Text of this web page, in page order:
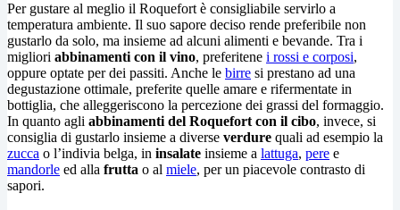
Per gustare al meglio il Roquefort è consigliabile servirlo a
temperatura ambiente. Il suo sapore deciso rende preferibile non
gustarlo da solo, ma insieme ad alcuni alimenti e bevande. Tra i
migliori abbinamenti con il vino, preferitene i rossi e corposi,
oppure optate per dei passiti. Anche le birre si prestano ad una
degustazione ottimale, preferite quelle amare e rifermentate in
bottiglia, che alleggeriscono la percezione dei grassi del formaggio.
In quanto agli abbinamenti del Roquefort con il cibo, invece, si
consiglia di gustarlo insieme a diverse verdure quali ad esempio la
zucca o l’indivia belga, in insalate insieme a lattuga, pere e
mandorle ed alla frutta o al miele, per un piacevole contrasto di
sapori.